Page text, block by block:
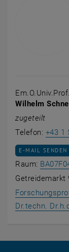
Wilhelm
zugeteilt
Telefon: +43 1
E-MAIL AN
E-MAIL SENDEN
Raum:
Getreidemarkt
Dr.techn.